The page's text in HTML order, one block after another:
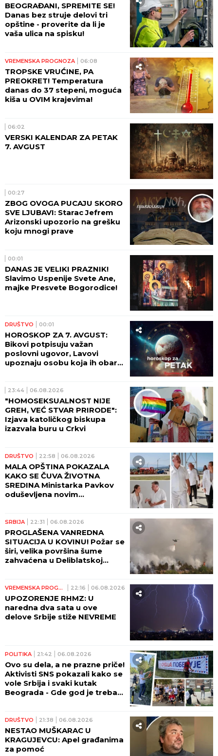
BEOGRAĐANI, SPREMITE SE!
Danas bez struje delovi tri
opštine - proverite da li je
vaša ulica na spisku!
VREMENSKA PROGNOZA 06:08
TROPSKE VRUĆINE, PA
PREOKRET! Temperatura
danas do 37 stepeni, moguća
kiša u OVIM krajevima!
06:02
VERSKI KALENDAR ZA PETAK
7. AVGUST
00:27
ZBOG OVOGA PUCAJU SKORO
SVE LJUBAVI: Starac Jefrem
Arizonski upozorio na grešku
koju mnogi prave
00:01
DANAS JE VELIKI PRAZNIK!
Slavimo Uspenije Svete Ane,
majke Presvete Bogorodice!
DRUŠTVO 00:01
HOROSKOP ZA 7. AVGUST:
Bikovi potpisuju važan
poslovni ugovor, Lavovi
upoznaju osobu koja ih obara
23:44 06.08.2026
"HOMOSEKSUALNOST NIJE
GREH, VEĆ STVAR PRIRODE":
Izjava katoličkog biskupa
izazvala buru u Crkvi
DRUŠTVO 22:58 06.08.2026
MALA OPŠTINA POKAZALA
KAKO SE ČUVA ŽIVOTNA
SREDINA Ministarka Pavkov
oduševljena novim
SRBIJA 22:31 06.08.2026
PROGLAŠENA VANREDNA
SITUACIJA U KOVINU! Požar se
širi, velika površina šume
zahvaćena u Deliblatskoj
VREMENSKA PROGNOZA 22:16 06.08.2026
UPOZORENJE RHMZ: U
naredna dva sata u ove
delove Srbije stiže NEVREME
POLITIKA 21:42 06.08.2026
Ovo su dela, a ne prazne priče!
Aktivisti SNS pokazali kako se
vole Srbija i svaki kutak
Beograda - Gde god je trebalo
DRUŠTVO 21:38 06.08.2026
NESTAO MUŠKARAC U
KRAGUJEVCU: Apel građanima
za pomoć